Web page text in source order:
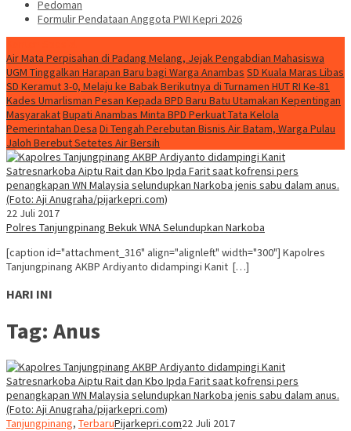
Pedoman
Formulir Pendataan Anggota PWI Kepri 2026
Air Mata Perpisahan di Padang Melang, Jejak Pengabdian Mahasiswa
UGM Tinggalkan Harapan Baru bagi Warga Anambas SD Kuala Maras Libas
SD Keramut 3-0, Melaju ke Babak Berikutnya di Turnamen HUT RI Ke-81
Kades Umarlisman Pesan Kepada BPD Baru Batu Utamakan Kepentingan
MasyarakatBupati Anambas Minta BPD Perkuat Tata Kelola
Pemerintahan Desa Di Tengah Perebutan Bisnis Air Batam, Warga Pulau
Jaloh Berebut Setetes Air Bersih
22 Juli 2017
Polres Tanjungpinang Bekuk WNA Selundupkan Narkoba
[caption id="attachment_316" align="alignleft" width="300"] Kapolres
Tanjungpinang AKBP Ardiyanto didampingi Kanit […]
HARI INI
Tag: Anus
Tanjungpinang, TerbaruPijarkepri.com22 Juli 2017